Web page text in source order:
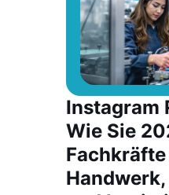
Instagram
Wie Sie